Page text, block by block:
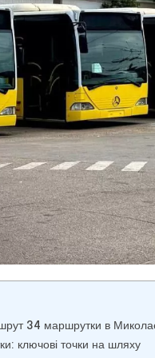
34 маршрутки в
ключові точки на шляху